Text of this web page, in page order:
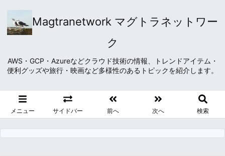
Magtranetwork マグトラネットワー
ク
AWS・GCP・Azureなどクラウド技術の情報、トレンドアイテム・
便利グッズや旅行・映画など多様性のあるトピックを紹介します。
メニュー サイドバー 前へ 次へ 検索